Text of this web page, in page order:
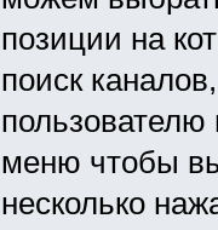
позиции на
поиск
пользователю
меню чтобы
несколько